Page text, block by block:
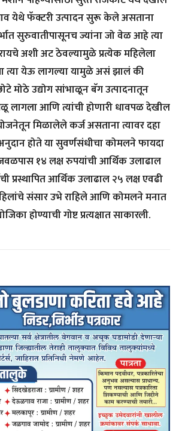
येथे फॅक्टरी उत्पादन सुरू केले असताना
सुरुवातीपासूनच ज्यांना जो वेळ आहे त्या
अशी अट ठेवल्यामुळे प्रत्येक महिलेला
येऊ लागल्या यामुळे असं झालं की
मोठे उद्योग सांभाळून बॅग उत्पादनातून
लागला आणि त्यांची होणारी धावपळ देखील
मिळालेले कर्ज असताना त्यावर दहा
होते या सुवर्णसंधीचा कोमलने फायदा
१४ लक्ष रुपयांची आर्थिक उलाढाल
प्रस्थापित आर्थिक उलाढाल २५ लक्ष एवढी
संसार उभे राहिले आणि कोमलने मनात
होण्याची गोष्ट प्रत्यक्षात साकारली.